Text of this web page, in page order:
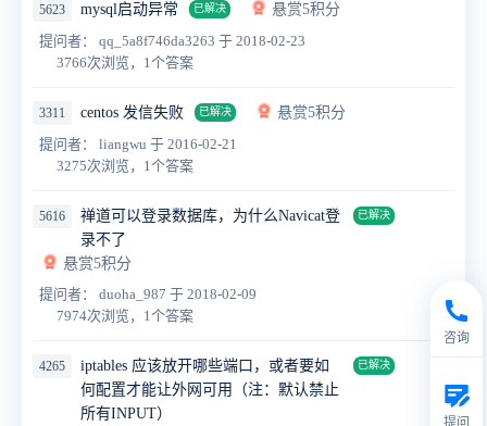
5623 mysql启动异常 已解决
悬赏5积分
提问者： qq_5a8f746da3263 于 2018-02-23
3766次浏览，1个答案
3311 centos 发信失败 已解决
悬赏5积分
提问者： liangwu 于 2016-02-21
3275次浏览，1个答案
5616
禅道可以登录数据库，为什么Navicat登
录不了
已解决
悬赏5积分
提问者： duoha_987 于 2018-02-09
7974次浏览，1个答案
4265
iptables 应该放开哪些端口，或者要如
何配置才能让外网可用（注：默认禁止
所有INPUT）
已解决
咨询
提问